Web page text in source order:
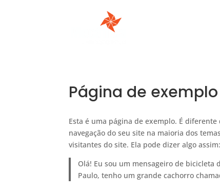
Página de exemplo
Esta é uma página de exemplo. É
navegação do seu site na maioria dos
visitantes do site. Ela pode dizer algo assim:
Olá! Eu sou um mensageiro de bicicleta
Paulo, tenho um grande cachorro